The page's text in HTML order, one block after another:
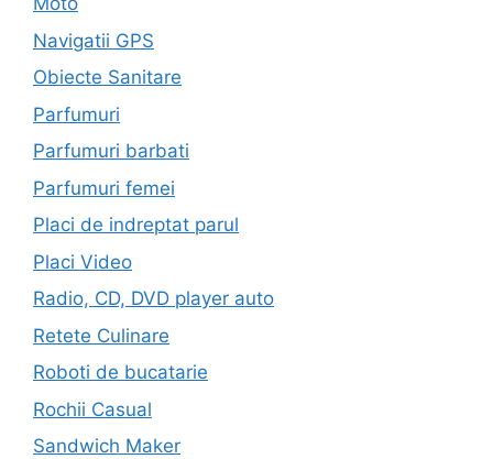
Navigatii GPS
Obiecte Sanitare
Parfumuri
Parfumuri barbati
Parfumuri femei
Placi de indreptat parul
Placi Video
Radio, CD, DVD player auto
Retete Culinare
Roboti de bucatarie
Rochii Casual
Sandwich Maker